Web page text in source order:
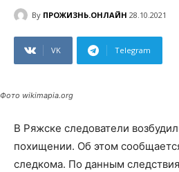
By ПРОЖИЗНЬ.ОНЛАЙН 28.10.2021
VK Telegram
Фото wikimapia.org
В Ряжске следователи
похищении. Об этом
следкома. По данным